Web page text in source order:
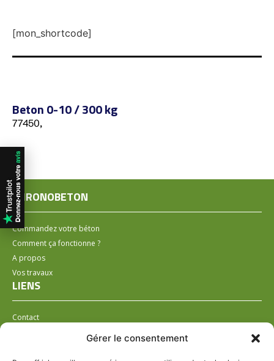
Gérer le consentement
[mon_shortcode]
Beton 0-10 / 300 kg
77450,
CHRONOBETON
Commandez votre béton
Comment ça fonctionne ?
A propos
Vos travaux
LIENS
Contact